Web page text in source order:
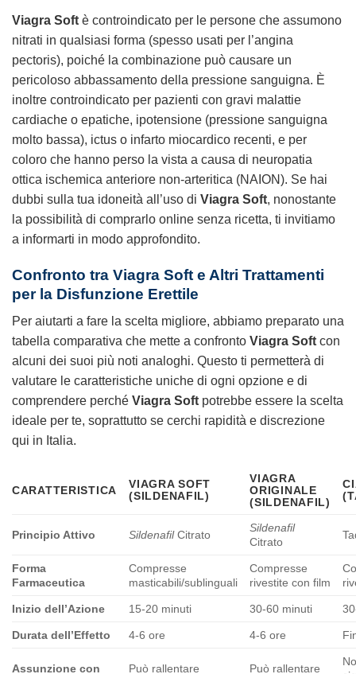
Viagra Soft è controindicato per le persone che assumono
nitrati in qualsiasi forma (spesso usati per l’angina
pectoris), poiché la combinazione può causare un
pericoloso abbassamento della pressione sanguigna. È
inoltre controindicato per pazienti con gravi malattie
cardiache o epatiche, ipotensione (pressione sanguigna
molto bassa), ictus o infarto miocardico recenti, e per
coloro che hanno perso la vista a causa di neuropatia
ottica ischemica anteriore non-arteritica (NAION). Se hai
dubbi sulla tua idoneità all’uso di Viagra Soft, nonostante
la possibilità di comprarlo online senza ricetta, ti invitiamo
a informarti in modo approfondito.
Confronto tra Viagra Soft e Altri Trattamenti
per la Disfunzione Erettile
Per aiutarti a fare la scelta migliore, abbiamo preparato una
tabella comparativa che mette a confronto Viagra Soft con
alcuni dei suoi più noti analoghi. Questo ti permetterà di
valutare le caratteristiche uniche di ogni opzione e di
comprendere perché Viagra Soft potrebbe essere la scelta
ideale per te, soprattutto se cerchi rapidità e discrezione
qui in Italia.
CARATTERISTICA
VIAGRA SOFT
(SILDENAFIL)
VIAGRA
ORIGINALE
(SILDENAFIL)
Principio Attivo SildenafilCitrato
Sildenafil
Citrato
Forma
Farmaceutica
Compresse
masticabili/sublinguali
Compresse
rivestite con film
Inizio dell’Azione 15-20 minuti 30-60 minuti
Durata dell’Effetto 4-6 ore 4-6 ore
Assunzione con
Può rallentare
Può rallentare